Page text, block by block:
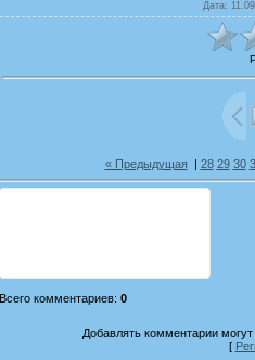
Дата:
« Предыдущая| 28 29 30
Всего комментариев: 0
Добавлять комментарии
[